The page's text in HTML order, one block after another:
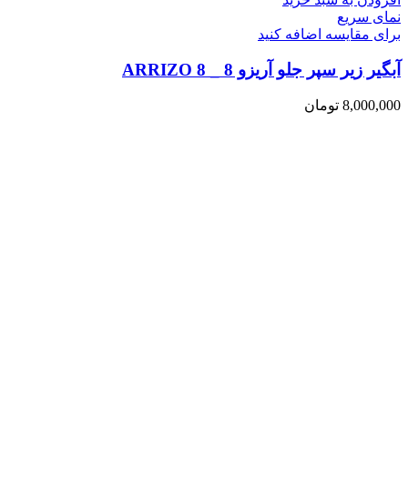
نمای سریع
برای مقایسه اضافه کنید
آبگیر زیر سپر جلو آریزو 8 _ ARRIZO 8
8,000,000 تومان